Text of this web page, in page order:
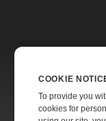
Pricing
Paid Support
COOKIE
To provide you
cookies for